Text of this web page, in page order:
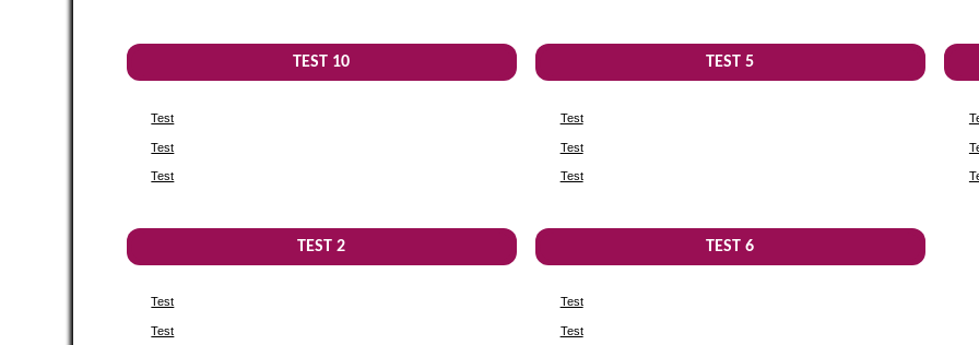
TEST 10
Test
Test
Test
TEST 2
Test
Test
TEST 5
Test
Test
Test
TEST 6
Test
Test